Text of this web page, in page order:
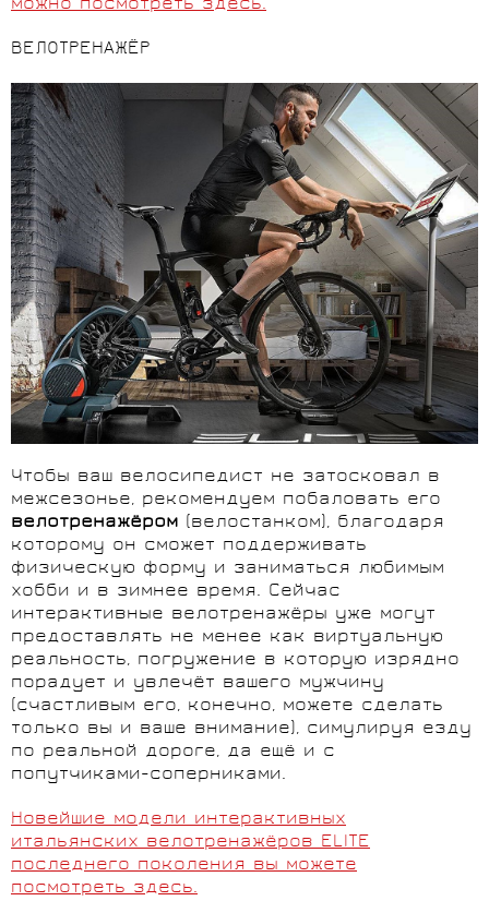
можно посмотреть здесь.
ВЕЛОТРЕНАЖЁР
Чтобы ваш велосипедист не затосковал в
межсезонье, рекомендуем побаловать его
велотренажёром (велостанком), благодаря
которому он сможет поддерживать
физическую форму и заниматься любимым
хобби и в зимнее время. Сейчас
интерактивные велотренажёры уже могут
предоставлять не менее как виртуальную
реальность, погружение в которую изрядно
порадует и увлечёт вашего мужчину
(счастливым его, конечно, можете сделать
только вы и ваше внимание), симулируя езду
по реальной дороге, да ещё и с
попутчиками-соперниками.
Новейшие модели интерактивных
итальянских велотренажёров ELITE
последнего поколения вы можете
посмотреть здесь.